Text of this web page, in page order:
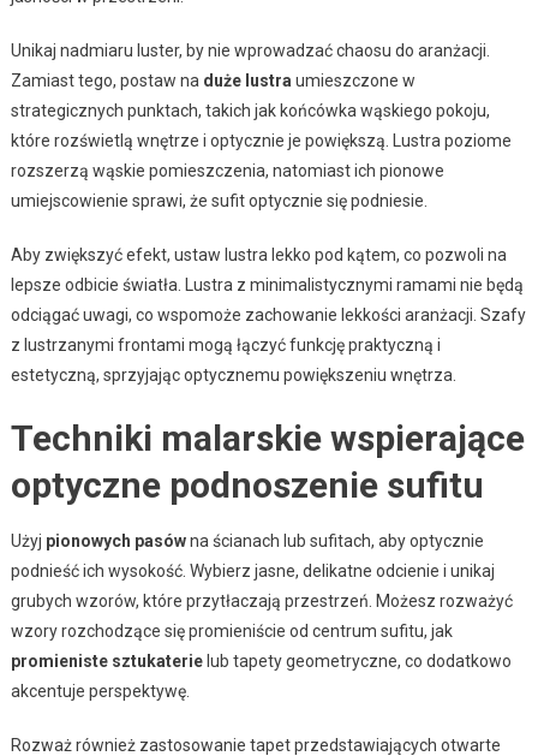
Unikaj nadmiaru luster, by nie wprowadzać chaosu do aranżacji.
Zamiast tego, postaw na duże lustra umieszczone w
strategicznych punktach, takich jak końcówka wąskiego pokoju,
które rozświetlą wnętrze i optycznie je powiększą. Lustra poziome
rozszerzą wąskie pomieszczenia, natomiast ich pionowe
umiejscowienie sprawi, że sufit optycznie się podniesie.
Aby zwiększyć efekt, ustaw lustra lekko pod kątem, co pozwoli na
lepsze odbicie światła. Lustra z minimalistycznymi ramami nie będą
odciągać uwagi, co wspomoże zachowanie lekkości aranżacji. Szafy
z lustrzanymi frontami mogą łączyć funkcję praktyczną i
estetyczną, sprzyjając optycznemu powiększeniu wnętrza.
Techniki malarskie wspierające
optyczne podnoszenie sufitu
Użyj pionowych pasówna ścianach lub sufitach, aby optycznie
podnieść ich wysokość. Wybierz jasne, delikatne odcienie i unikaj
grubych wzorów, które przytłaczają przestrzeń. Możesz rozważyć
wzory rozchodzące się promieniście od centrum sufitu, jak
promieniste sztukaterielub tapety geometryczne, co dodatkowo
akcentuje perspektywę.
Rozważ również zastosowanie tapet przedstawiających otwarte